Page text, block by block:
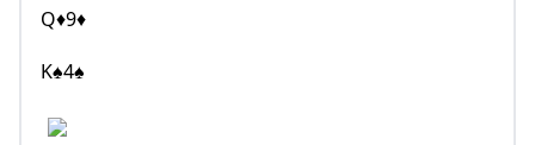
Q♦9♦
K♠4♠